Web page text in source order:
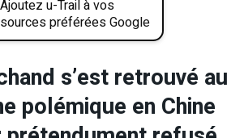
Ajoutez u-Trail à vos
sources préférées Google
s’est retrouvé au
polémique en Chine